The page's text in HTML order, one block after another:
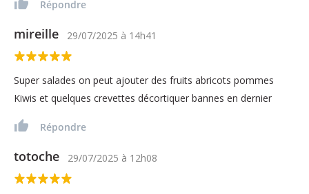
Répondre
mireille 29/07/2025 à 14h41
Super salades on peut ajouter des fruits abricots pommes
Kiwis et quelques crevettes décortiquer bannes en dernier
Répondre
totoche 29/07/2025 à 12h08